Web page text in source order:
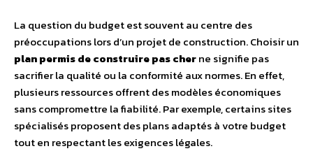
La question du budget est souvent au centre des
préoccupations lors d’un projet de construction. Choisir un
plan permis de construire pas cherne signifie pas
sacrifier la qualité ou la conformité aux normes. En effet,
plusieurs ressources offrent des modèles économiques
sans compromettre la fiabilité. Par exemple, certains sites
spécialisés proposent des plans adaptés à votre budget
tout en respectant les exigences légales.